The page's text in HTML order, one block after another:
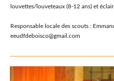
louvettes/louveteaux (8-12 ans) et
Responsable locale des scouts :
eeudfdeboisco@gmail.com